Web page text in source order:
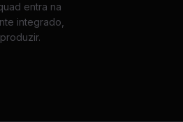
entra na
integrado,